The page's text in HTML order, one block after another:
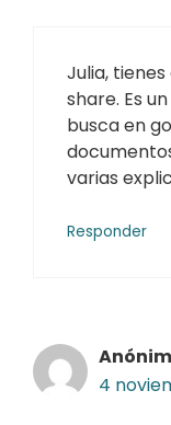
Julia,
share. Es
busca en
varias
Responder
4